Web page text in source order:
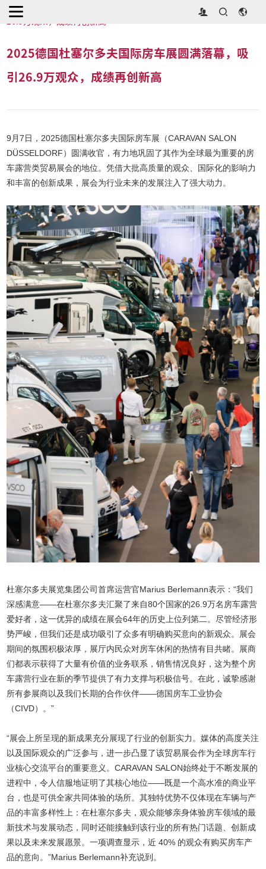
首页
2025德国杜塞尔多夫国际房车展圆满落幕，吸引
2025德国杜塞尔多夫国际房车展圆满落幕，吸
引26.9万观众，成绩再创新高
9月7日，2025德国杜塞尔多夫国际房车展（CARAVAN SALON
DÜSSELDORF）圆满收官，有力地巩固了其作为全球最为重要的房
车露营类贸易展会的地位。凭借大批高质量的观众、国际化的影响力
和丰富的创新成果，展会为行业未来的发展注入了强大动力。
杜塞尔多夫展览集团公司首席运营官Marius Berlemann表示：“我们
深感满意——在杜塞尔多夫汇聚了来自80个国家的26.9万名房车露营
爱好者，这一优异的成绩在展会64年的历史上位列第二。尽管经济形
势严峻，但我们还是成功吸引了众多有明确购买意向的新观众。展会
期间的氛围积极浓厚，展厅内民众对房车休闲的热情有目共睹。展商
们都表示获得了大量有价值的业务联系，销售情况良好，这为整个房
车露营行业在新的季节提供了有力支撑与积极信号。在此，诚挚感谢
所有参展商以及我们长期的合作伙伴——德国房车工业协会
（CIVD）。”
“展会上所呈现的新成果充分展现了行业的创新实力。媒体的高度关注
以及国际观众的广泛参与，进一步凸显了该贸易展会作为全球房车行
业核心交流平台的重要意义。CARAVAN SALON始终处于不断发展的
进程中，令人信服地证明了其核心地位——既是一个高水准的商业平
台，也是可供全家共同体验的场所。其独特优势不仅体现在车辆与产
品的丰富多样性上：在杜塞尔多夫，观众能够亲身体验房车领域的最
新技术与发展动态，同时还能接触到该行业的所有热门话题、创新成
果以及未来发展愿景。一项调查显示，近 40% 的观众有购买房车产
品的意向。”Marius Berlemann补充说到。